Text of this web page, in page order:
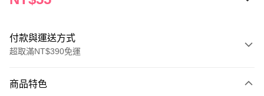
付款與運送方式
超取滿NT$390免運
POYA支付
商品特色